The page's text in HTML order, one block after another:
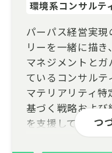
つ
環境系コンサルテ
パーパス経営実
リーを一緒に描
マネジメントと
ているコンサルテ
マテリアリティ
基づく戦略およ
を支援していただ